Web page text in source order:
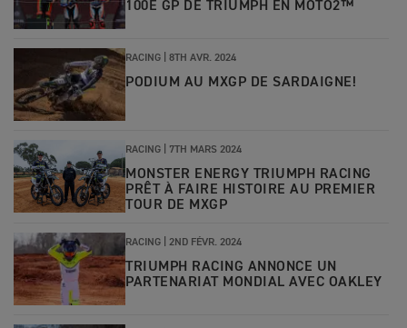
100E GP DE TRIUMPH EN MOTO2™
RACING | 8TH AVR. 2024
PODIUM AU MXGP DE SARDAIGNE!
RACING | 7TH MARS 2024
MONSTER ENERGY TRIUMPH RACING
PRÊT À FAIRE HISTOIRE AU PREMIER
TOUR DE MXGP
RACING | 2ND FÉVR. 2024
TRIUMPH RACING ANNONCE UN
PARTENARIAT MONDIAL AVEC OAKLEY